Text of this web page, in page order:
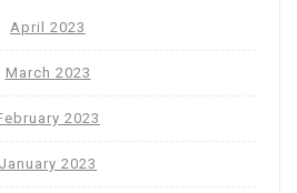
April 2023
March 2023
2023
January 2023